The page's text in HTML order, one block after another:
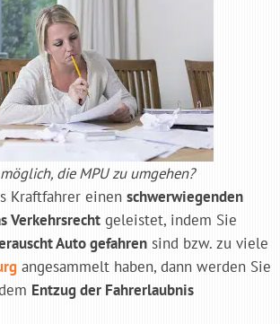
die MPU zu umgehen?
Kraftfahrer einen schwerwiegenden
Verkehrsrecht geleistet, indem Sie
Auto gefahren sind bzw. zu viele
angesammelt haben, dann werden Sie
Entzug der Fahrerlaubnis